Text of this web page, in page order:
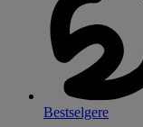
Bestselgere